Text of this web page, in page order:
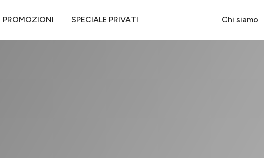
PROMOZIONI SPECIALE PRIVATI Chi siamo
Ypsilon LANCIA YPSILON 11 1.3 MULTIJET 95 CV S&S Gold